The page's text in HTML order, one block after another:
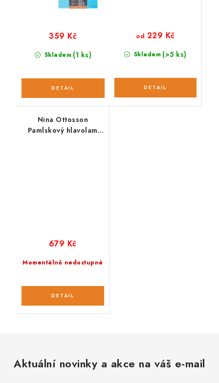
Skladem (1 ks)
359 Kč
Skladem (>5 ks)
od 229 Kč
Nina Ottosson
Pamlskový hlavolam
Momentálně nedostupné
679 Kč
Aktuální novinky a akce na váš e-mail